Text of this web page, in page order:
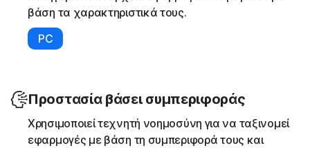
βάση τα χαρακτηριστικά τους.
PC
Προστασία βάσει συμπεριφοράς
Χρησιμοποιεί τεχνητή νοημοσύνη για να ταξινομεί
εφαρμογές με βάση τη συμπεριφορά τους και